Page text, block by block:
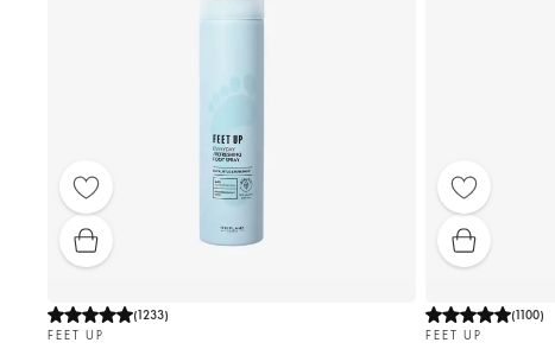
(1233)
FEET UP
(1100)
FEET UP